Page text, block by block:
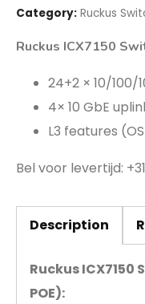
Category: Ruckus
Ruckus ICX7150
24+2 × 10/100/
4× 10 GbE
L3 features
Bel voor levertijd:
Description
Ruckus ICX7150
POE):